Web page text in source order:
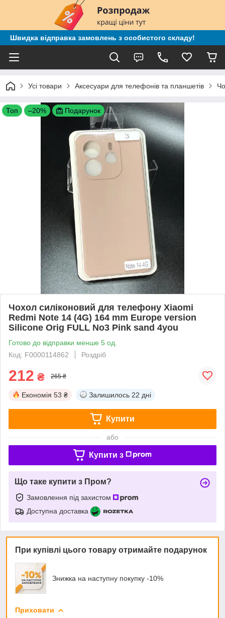
Швидка відправка замовлень з особистого складу!
Усі товари Аксесуари для телефонів та планшетів
Топ –20% Подарунок
Чохол силіконовий для телефону Xiaomi
Redmi Note 14 (4G) 164 mm Europe version
Silicone Orig FULL No3 Pink sand 4you
Готово до відправки менше 5 од.
Код: F0000114862
Роздріб
212 ₴ 265 ₴
Економія 53 ₴ Залишилось 22 дні
Купити
або
Купити з
Що таке купити з Пром?
Замовлення під захистом
Доступна доставка
При купівлі цього товару отримайте подарунок
Знижка на наступну покупку -10%
Приховати